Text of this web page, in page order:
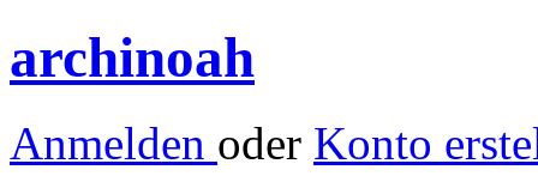
archinoah
Anmelden oder Konto